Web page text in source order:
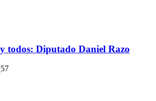
todos: Diputado Daniel Razo
57